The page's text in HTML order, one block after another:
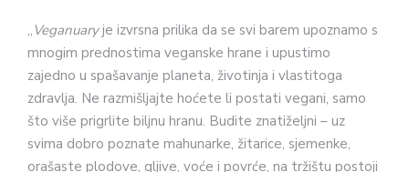
„ Veganuaryje izvrsna prilika da se svi barem upoznamo s
mnogim prednostima veganske hrane i upustimo
zajedno u spašavanje planeta, životinja i vlastitoga
zdravlja. Ne razmišljajte hoćete li postati vegani, samo
što više prigrlite biljnu hranu. Budite znatiželjni – uz
svima dobro poznate mahunarke, žitarice, sjemenke,
orašaste plodove, gljive, voće i povrće, na tržištu postoji